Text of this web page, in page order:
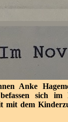
Anke
sich
mit dem